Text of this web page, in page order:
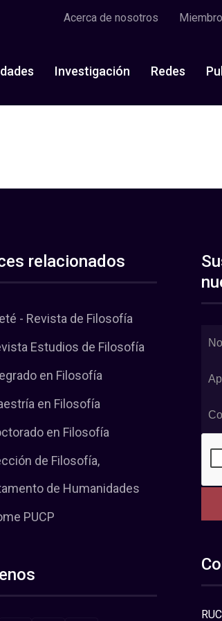
Acerca de nosotros
Investigación Redes
relacionados
- Revista de Filosofía
Estudios de Filosofía
en Filosofía
en Filosofía
en Filosofía
de Filosofía,
de Humanidades
PUCP